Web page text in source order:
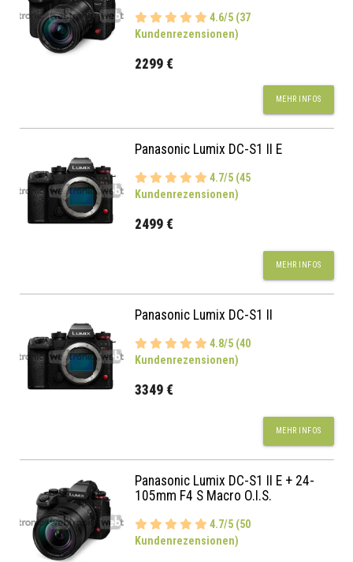
4.6/5 (37
Kundenrezensionen)
2299 €
MEHR INFOS
Panasonic Lumix DC-S1 II E
4.7/5 (45
Kundenrezensionen)
2499 €
MEHR INFOS
Panasonic Lumix DC-S1 II
4.8/5 (40
Kundenrezensionen)
3349 €
MEHR INFOS
Panasonic Lumix DC-S1 II E + 24-
105mm F4 S Macro O.I.S.
4.7/5 (50
Kundenrezensionen)